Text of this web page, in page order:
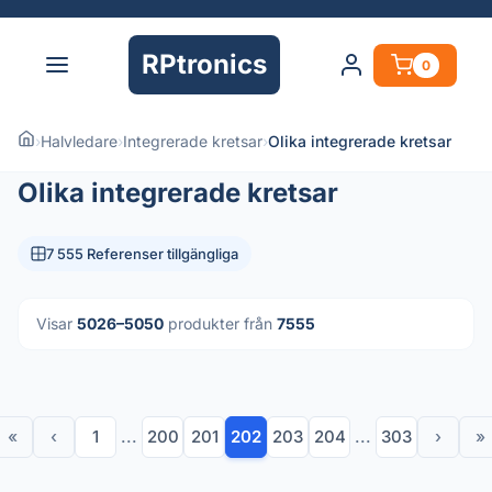
RPtronics 0
›Halvledare›Integrerade kretsar›Olika integrerade kretsar
Olika integrerade kretsar
7 555 Referenser tillgängliga
Visar 5026–5050 produkter från 7555
« ‹ 1 ... 200 201 202 203 204 ... 303 › »